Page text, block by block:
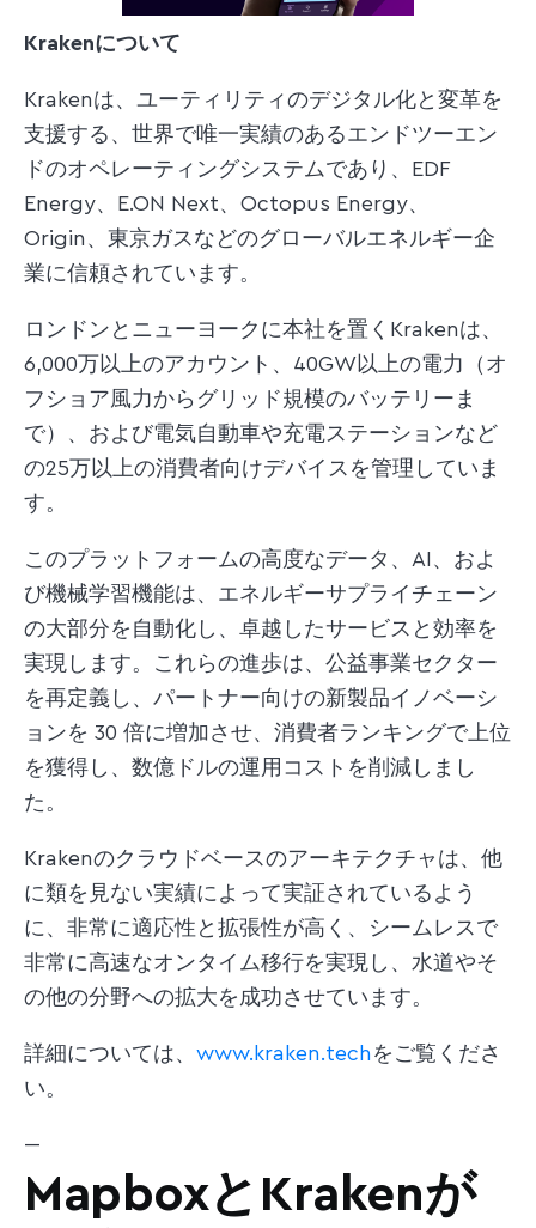
Krakenについて
Krakenは、ユーティリティのデジタル化と変革を
支援する、世界で唯一実績のあるエンドツーエン
ドのオペレーティングシステムであり、EDF
Energy、E.ON Next、Octopus Energy、
Origin、東京ガスなどのグローバルエネルギー企
業に信頼されています。
ロンドンとニューヨークに本社を置くKrakenは、
6,000万以上のアカウント、40GW以上の電力（オ
フショア風力からグリッド規模のバッテリーま
で）、および電気自動車や充電ステーションなど
の25万以上の消費者向けデバイスを管理していま
す。
このプラットフォームの高度なデータ、AI、およ
び機械学習機能は、エネルギーサプライチェーン
の大部分を自動化し、卓越したサービスと効率を
実現します。これらの進歩は、公益事業セクター
を再定義し、パートナー向けの新製品イノベーシ
ョンを 30 倍に増加させ、消費者ランキングで上位
を獲得し、数億ドルの運用コストを削減しまし
た。
Krakenのクラウドベースのアーキテクチャは、他
に類を見ない実績によって実証されているよう
に、非常に適応性と拡張性が高く、シームレスで
非常に高速なオンタイム移行を実現し、水道やそ
の他の分野への拡大を成功させています。
詳細については、 www.kraken.techをご覧くださ
い。
---
MapboxとKrakenが